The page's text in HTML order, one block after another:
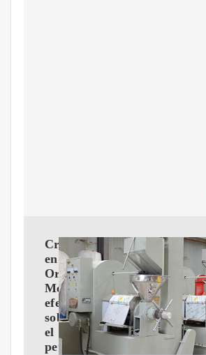
Crisis
en
Oriente
Medio:
efectos
sobre
el
petróleo